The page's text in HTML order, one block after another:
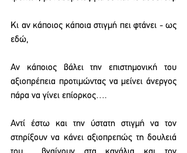
Κι αν κάποιος κάποια στιγμή πει φτάνει - ως
εδώ,
Αν κάποιος βάλει την επιστημονική του
αξιοπρέπεια προτιμώντας να μείνει άνεργος
πάρα να γίνει επίορκος….
Αντί έστω και την ύστατη στιγμή να τον
στηρίξουν να κάνει αξιοπρεπώς τη δουλειά